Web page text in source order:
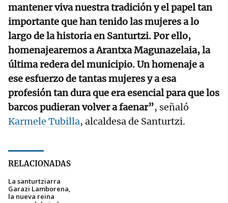
mantener viva nuestra tradición y el papel tan
importante que han tenido las mujeres a lo
largo de la historia en Santurtzi. Por ello,
homenajearemos a Arantxa Magunazelaia, la
última redera del municipio. Un homenaje a
ese esfuerzo de tantas mujeres y a esa
profesión tan dura que era esencial para que los
barcos pudieran volver a faenar”, señaló
Karmele Tubilla, alcaldesa de Santurtzi.
RELACIONADAS
La santurtziarra
Garazi Lamborena,
la nueva reina